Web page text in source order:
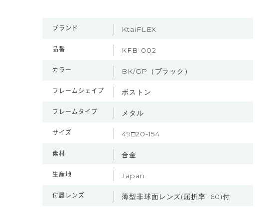
ブランド KtaiFLEX
品番 KFB-002
カラー BK/GP（ブラック）
フレームシェイプ ボストン
フレームタイプ メタル
サイズ 49□20-154
素材 合金
生産地 Japan
付属レンズ 薄型非球面レンズ(屈折率1.60)付